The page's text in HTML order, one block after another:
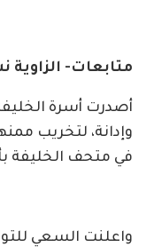
متابعات- الزاوية
أصدرت أسرة
وإدانة، لتخريب
في متحف الخليفة
واعلنت السعي